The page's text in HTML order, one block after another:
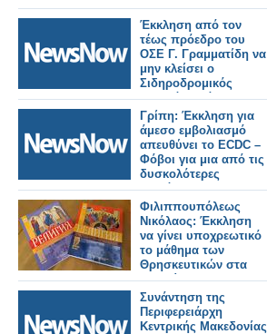
Έκκληση από τον
τέως πρόεδρο του
ΟΣΕ Γ. Γραμματίδη να
μην κλείσει ο
Σιδηροδρομικός
Σταθμός Δράμας
Γρίπη: Έκκληση για
άμεσο εμβολιασμό
απευθύνει το ECDC –
Φόβοι για μια από τις
δυσκολότερες
περιόδους των
τελευταίων ετών
Φιλιππουπόλεως
Νικόλαος: Έκκληση
να γίνει υποχρεωτικό
το μάθημα των
Θρησκευτικών στα
σχολεία της
Βουλγαρίας
Συνάντηση της
Περιφερειάρχη
Κεντρικής Μακεδονίας